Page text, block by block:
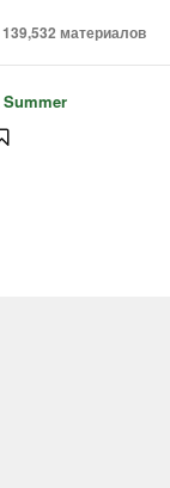
материалов
Summer